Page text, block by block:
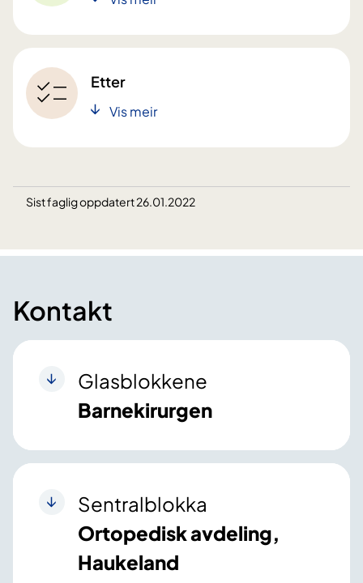
Etter
Vis meir
Sist faglig oppdatert 26.01.2022
Kontakt
Glasblokkene
Barnekirurgen
Sentralblokka
Ortopedisk avdeling,
Haukeland